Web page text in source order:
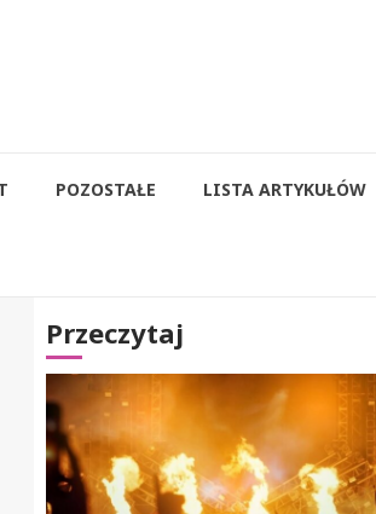
POZOSTAŁE LISTA ARTYKUŁÓW
Przeczytaj